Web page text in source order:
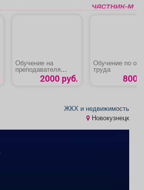
Обучение на
преподавателя
первой помощи
пострадавшим2000 руб.
Обучение по
труда
800
ЖКХ и недвижимость
Новокузнецк